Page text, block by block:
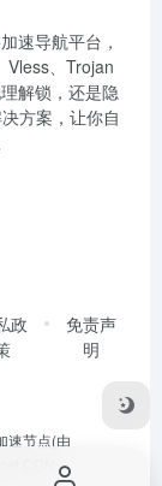
速导航平台，
Vless、Trojan
解锁，还是隐
方案，让你自
政
免责声
明
速节点(由